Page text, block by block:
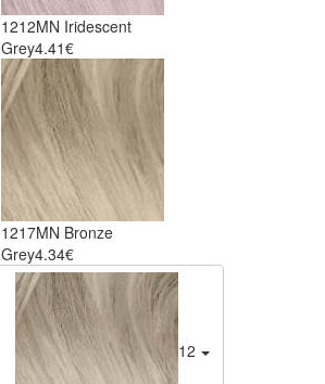
1212MN Iridescent
Grey4.41€
1217MN Bronze
Grey4.34€
1211MN Ash